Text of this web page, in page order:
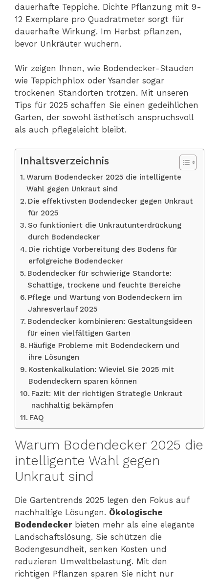
dauerhafte Teppiche. Dichte Pflanzung mit 9-
12 Exemplare pro Quadratmeter sorgt für
dauerhafte Wirkung. Im Herbst pflanzen,
bevor Unkräuter wuchern.
Wir zeigen Ihnen, wie Bodendecker-Stauden
wie Teppichphlox oder Ysander sogar
trockenen Standorten trotzen. Mit unseren
Tips für 2025 schaffen Sie einen gedeihlichen
Garten, der sowohl ästhetisch anspruchsvoll
als auch pflegeleicht bleibt.
Inhaltsverzeichnis
Warum Bodendecker 2025 die intelligente
Wahl gegen Unkraut sind
Die effektivsten Bodendecker gegen Unkraut
für 2025
So funktioniert die Unkrautunterdrückung
durch Bodendecker
Die richtige Vorbereitung des Bodens für
erfolgreiche Bodendecker
Bodendecker für schwierige Standorte:
Schattige, trockene und feuchte Bereiche
Pflege und Wartung von Bodendeckern im
Jahresverlauf 2025
Bodendecker kombinieren: Gestaltungsideen
für einen vielfältigen Garten
Häufige Probleme mit Bodendeckern und
ihre Lösungen
Kostenkalkulation: Wieviel Sie 2025 mit
Bodendeckern sparen können
Fazit: Mit der richtigen Strategie Unkraut
nachhaltig bekämpfen
FAQ
Warum Bodendecker 2025 die
intelligente Wahl gegen
Unkraut sind
Die Gartentrends 2025 legen den Fokus auf
nachhaltige Lösungen. Ökologische
Bodendeckerbieten mehr als eine elegante
Landschaftslösung. Sie schützen die
Bodengesundheit, senken Kosten und
reduzieren Umweltbelastung. Mit den
richtigen Pflanzen sparen Sie nicht nur